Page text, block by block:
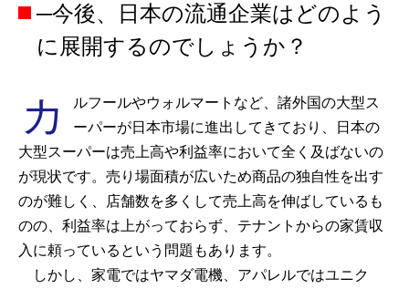
─今後、日本の流通企業はどのよう
に展開するのでしょうか？
カ
ルフールやウォルマートなど、諸外国の大型ス
ーパーが日本市場に進出してきており、日本の
大型スーパーは売上高や利益率において全く及ばないの
が現状です。売り場面積が広いため商品の独自性を出す
のが難しく、店舗数を多くして売上高を伸ばしているも
のの、利益率は上がっておらず、テナントからの家賃収
入に頼っているという問題もあります。
しかし、家電ではヤマダ電機、アパレルではユニク